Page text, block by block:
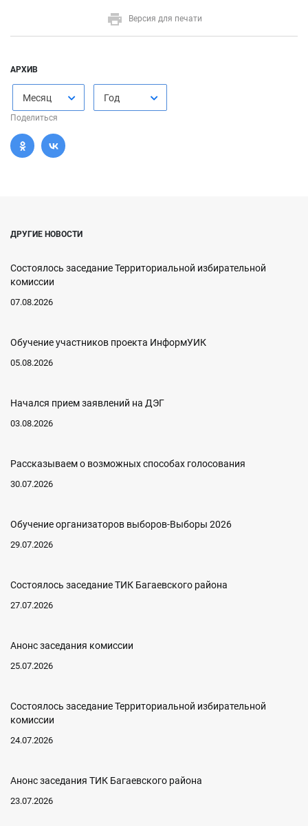
Версия для печати
АРХИВ
Месяц Год
Поделиться
ДРУГИЕ НОВОСТИ
Состоялось заседание Территориальной избирательной
комиссии
07.08.2026
Обучение участников проекта ИнформУИК
05.08.2026
Начался прием заявлений на ДЭГ
03.08.2026
Рассказываем о возможных способах голосования
30.07.2026
Обучение организаторов выборов-Выборы 2026
29.07.2026
Состоялось заседание ТИК Багаевского района
27.07.2026
Анонс заседания комиссии
25.07.2026
Состоялось заседание Территориальной избирательной
комиссии
24.07.2026
Анонс заседания ТИК Багаевского района
23.07.2026